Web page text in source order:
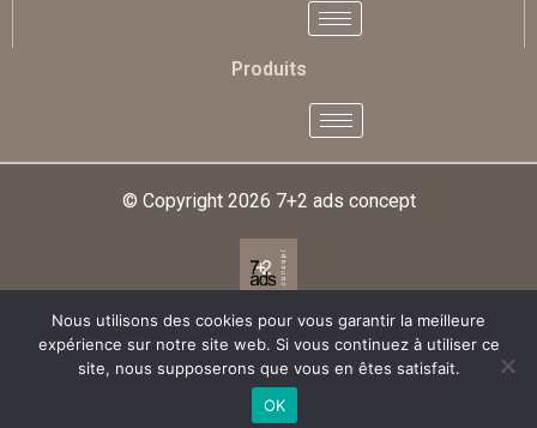
Produits
© Copyright 2026 7+2 ads concept
Designed & Developed By
Nous utilisons des cookies pour vous garantir la meilleure
expérience sur notre site web. Si vous continuez à utiliser ce
site, nous supposerons que vous en êtes satisfait.
OK